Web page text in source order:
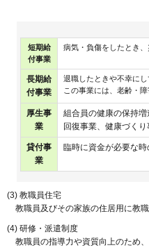
短期給
付事業
病気・負傷をしたとき
長期給
付事業
退職したときや不幸に
この事業には、老齢・
厚生事
業
組合員の健康の保持
回復事業、健康づく
貸付事
業
臨時に資金が必要な
(3) 教職員住宅
教職員及びその家族の住居用に教
(4) 研修・派遣制度
教職員の指導力や資質向上のため